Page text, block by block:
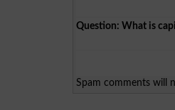
Question: What is
Spam comments will